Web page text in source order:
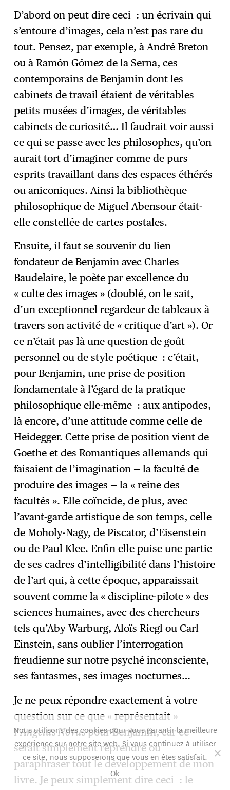
D’abord on peut dire ceci : un écrivain qui
s’entoure d’images, cela n’est pas rare du
tout. Pensez, par exemple, à André Breton
ou à Ramón Gómez de la Serna, ces
contemporains de Benjamin dont les
cabinets de travail étaient de véritables
petits musées d’images, de véritables
cabinets de curiosité… Il faudrait voir aussi
ce qui se passe avec les philosophes, qu’on
aurait tort d’imaginer comme de purs
esprits travaillant dans des espaces éthérés
ou aniconiques. Ainsi la bibliothèque
philosophique de Miguel Abensour était-
elle constellée de cartes postales.
Ensuite, il faut se souvenir du lien
fondateur de Benjamin avec Charles
Baudelaire, le poète par excellence du
« culte des images » (doublé, on le sait,
d’un exceptionnel regardeur de tableaux à
travers son activité de « critique d’art »). Or
ce n’était pas là une question de goût
personnel ou de style poétique : c’était,
pour Benjamin, une prise de position
fondamentale à l’égard de la pratique
philosophique elle-même : aux antipodes,
là encore, d’une attitude comme celle de
Heidegger. Cette prise de position vient de
Goethe et des Romantiques allemands qui
faisaient de l’imagination — la faculté de
produire des images — la « reine des
facultés ». Elle coïncide, de plus, avec
l’avant-garde artistique de son temps, celle
de Moholy-Nagy, de Piscator, d’Eisenstein
ou de Paul Klee. Enfin elle puise une partie
de ses cadres d’intelligibilité dans l’histoire
de l’art qui, à cette époque, apparaissait
souvent comme la « discipline-pilote » des
sciences humaines, avec des chercheurs
tels qu’Aby Warburg, Aloïs Riegl ou Carl
Einstein, sans oublier l’interrogation
freudienne sur notre psyché inconsciente,
ses fantasmes, ses images nocturnes…
Je ne peux répondre exactement à votre
question sur ce que « représentait »
l’Angelus Novuspour Benjamin, car ce
serait simplement reprendre ou
paraphraser tout le développement de mon
livre. Je peux simplement dire ceci : le
Nous utilisons des cookies pour vous garantir la meilleure
expérience sur notre site web. Si vous continuez à utiliser
ce site, nous supposerons que vous en êtes satisfait.
Ok